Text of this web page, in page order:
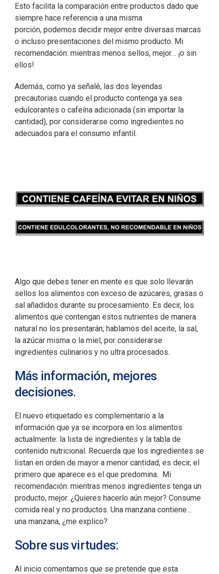
Esto facilita la comparación entre productos dado que
siempre hace referencia a una misma
porción, podemos decidir mejor entre diversas marcas
o incluso presentaciones del mismo producto. Mi
recomendación: mientras menos sellos, mejor… ¡o sin
ellos!
Además, como ya señalé, las dos leyendas
precautorias cuando el producto contenga ya sea
edulcorantes o cafeína adicionada (sin importar la
cantidad), por considerarse como ingredientes no
adecuados para el consumo infantil.
Algo que debes tener en mente es que solo llevarán
sellos los alimentos con exceso de azúcares, grasas o
sal añadidos durante su procesamiento. Es decir, los
alimentos que contengan estos nutrientes de manera
natural no los presentarán; hablamos del aceite, la sal,
la azúcar misma o la miel, por considerarse
ingredientes culinarios y no ultra procesados.
Más información, mejores
decisiones.
El nuevo etiquetado es complementario a la
información que ya se incorpora en los alimentos
actualmente: la lista de ingredientes y la tabla de
contenido nutricional. Recuerda que los ingredientes se
listan en orden de mayor a menor cantidad, es decir, el
primero que aparece es el que predomina. Mi
recomendación: mientras menos ingredientes tenga un
producto, mejor. ¿Quieres hacerlo aún mejor? Consume
comida real y no productos. Una manzana contiene…
una manzana, ¿me explico?
Sobre sus virtudes:
Al inicio comentamos que se pretende que esta